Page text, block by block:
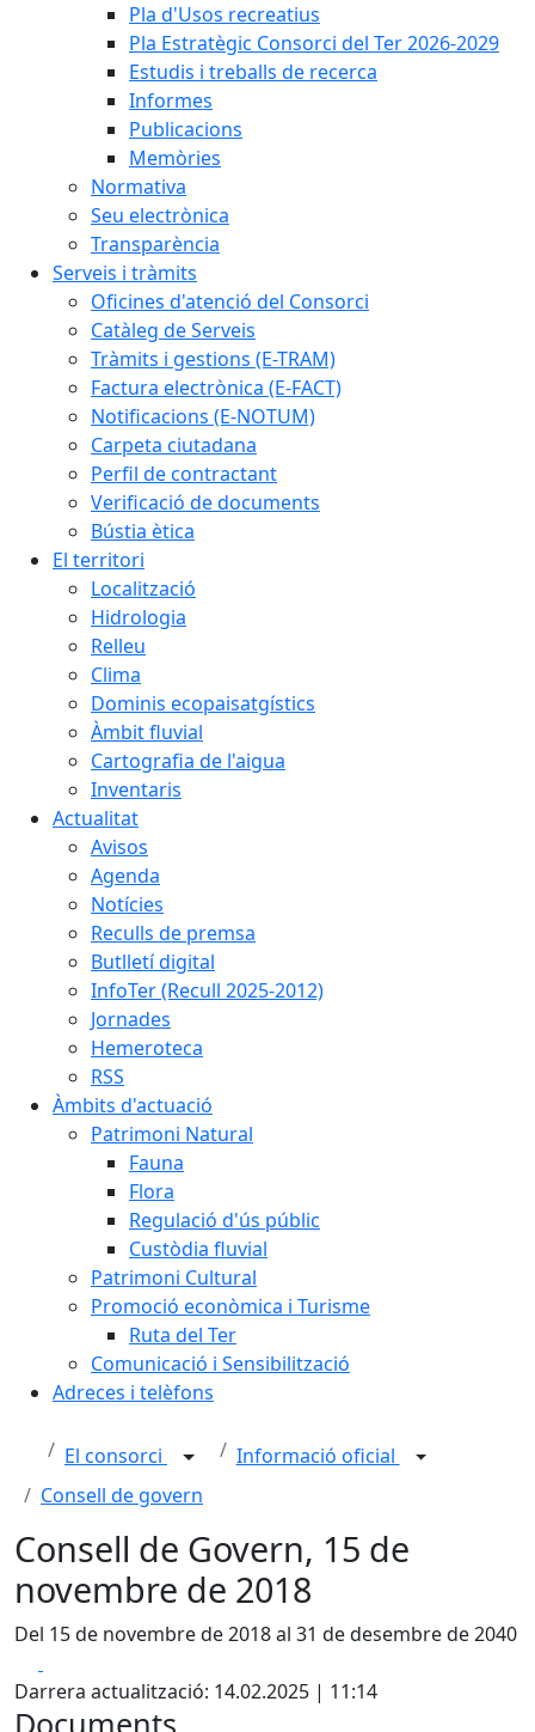
Pla d'Usos recreatius
Pla Estratègic Consorci del Ter 2026-2029
Estudis i treballs de recerca
Informes
Publicacions
Memòries
Normativa
Seu electrònica
Transparència
Serveis i tràmits
Oficines d'atenció del Consorci
Catàleg de Serveis
Tràmits i gestions (E-TRAM)
Factura electrònica (E-FACT)
Notificacions (E-NOTUM)
Carpeta ciutadana
Perfil de contractant
Verificació de documents
Bústia ètica
El territori
Localització
Hidrologia
Relleu
Clima
Dominis ecopaisatgístics
Àmbit fluvial
Cartografia de l'aigua
Inventaris
Actualitat
Avisos
Agenda
Notícies
Reculls de premsa
Butlletí digital
InfoTer (Recull 2025-2012)
Jornades
Hemeroteca
RSS
Àmbits d'actuació
Patrimoni Natural
Fauna
Flora
Regulació d'ús públic
Custòdia fluvial
Patrimoni Cultural
Promoció econòmica i Turisme
Ruta del Ter
Comunicació i Sensibilització
Adreces i telèfons
El consorci
Informació oficial
Consell de govern
Consell de Govern, 15 de
novembre de 2018
Del 15 de novembre de 2018 al 31 de desembre de 2040
Darrera actualització: 14.02.2025 | 11:14
Documents